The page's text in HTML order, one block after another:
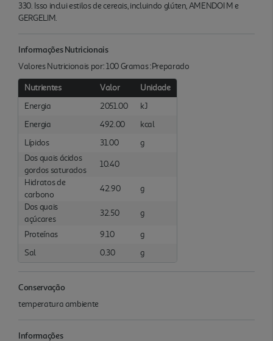
330. Isso inclui estilos de cereais, incluindo glúten, AMENDOI M e
GERGELIM.
Informações Nutricionais
Valores Nutricionais por: 100 Gramas :Preparado
Nutrientes Valor
Unidade
Energia
2051.00
kJ
Energia
492.00
kcal
Lípidos
31.00
g
Dos quais ácidos
gordos saturados
10.40
Hidratos de
carbono
42.90
g
Dos quais
açúcares
32.50 g
Proteínas 9.10
g
Sal
0.30 g
Conservação
temperatura ambiente
Informações